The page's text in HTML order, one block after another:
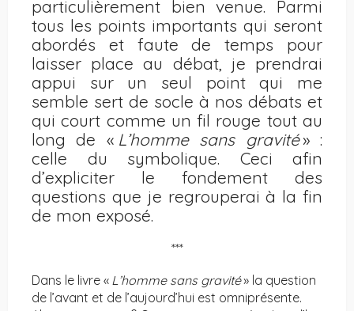
particulièrement bien venue. Parmi
tous les points importants qui seront
abordés et faute de temps pour
laisser place au débat, je prendrai
appui sur un seul point qui me
semble sert de socle à nos débats et
qui court comme un fil rouge tout au
long de « L’homme sans gravité» :
celle du symbolique. Ceci afin
d’expliciter le fondement des
questions que je regrouperai à la fin
de mon exposé.
***
Dans le livre « L’homme sans gravité» la question
de l’avant et de l’aujourd’hui est omniprésente.